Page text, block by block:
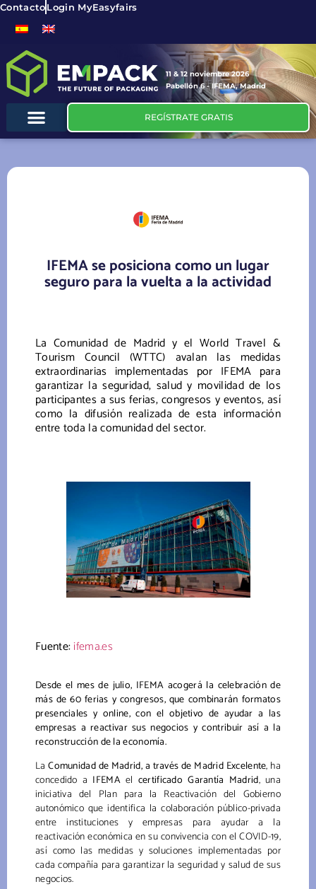
ContactoLogin MyEasyfairs
11 & 12 noviembre 2026
Pabellón 6 - IFEMA, Madrid
REGÍSTRATE GRATIS
IFEMA se posiciona como un lugar
seguro para la vuelta a la actividad
La Comunidad de Madrid y el World Travel &
Tourism Council (WTTC) avalan las medidas
extraordinarias implementadas por IFEMA para
garantizar la seguridad, salud y movilidad de los
participantes a sus ferias, congresos y eventos, así
como la difusión realizada de esta información
entre toda la comunidad del sector.
Fuente:ifema.es
Desde el mes de julio, IFEMA acogerá la celebración de
más de 60 ferias y congresos, que combinarán formatos
presenciales y online, con el objetivo de ayudar a las
empresas a reactivar sus negocios y contribuir así a la
reconstrucción de la economía.
LaComunidad de Madrid, a través de Madrid Excelente, ha
concedido a IFEMAel certificado Garantía Madrid, una
iniciativa del Plan para la Reactivación del Gobierno
autonómico que identifica la colaboración público-privada
entre instituciones y empresas para ayudar a la
reactivación económica en su convivencia con el COVID-19,
así como las medidas y soluciones implementadas por
cada compañía para garantizar la seguridad y salud de sus
negocios.